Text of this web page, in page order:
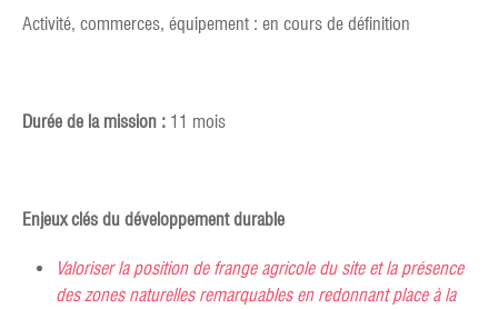
Activité, commerces, équipement : en cours de définition
Durée de la mission : 11 mois
Enjeux clés du développement durable
Valoriser la position de frange agricole du site et la présence
des zones naturelles remarquables en redonnant place à la